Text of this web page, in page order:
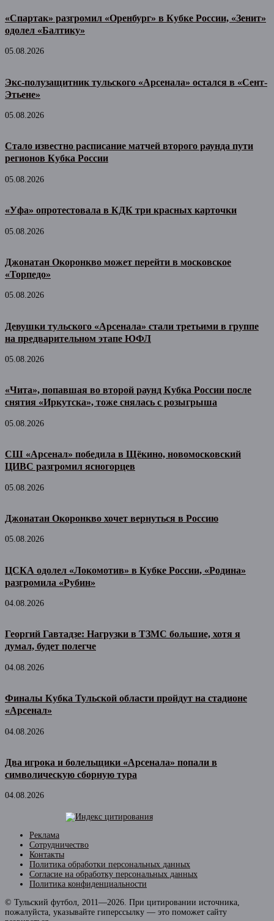
«Спартак» разгромил «Оренбург» в Кубке России, «Зенит»
одолел «Балтику»
05.08.2026
Экс-полузащитник тульского «Арсенала» остался в «Сент-
Этьене»
05.08.2026
Стало известно расписание матчей второго раунда пути
регионов Кубка России
05.08.2026
«Уфа» опротестовала в КДК три красных карточки
05.08.2026
Джонатан Окоронкво может перейти в московское
«Торпедо»
05.08.2026
Девушки тульского «Арсенала» стали третьими в группе
на предварительном этапе ЮФЛ
05.08.2026
«Чита», попавшая во второй раунд Кубка России после
снятия «Иркутска», тоже снялась с розыгрыша
05.08.2026
СШ «Арсенал» победила в Щёкино, новомосковский
ЦИВС разгромил ясногорцев
05.08.2026
Джонатан Окоронкво хочет вернуться в Россию
05.08.2026
ЦСКА одолел «Локомотив» в Кубке России, «Родина»
разгромила «Рубин»
04.08.2026
Георгий Гавтадзе: Нагрузки в ТЗМС большие, хотя я
думал, будет полегче
04.08.2026
Финалы Кубка Тульской области пройдут на стадионе
«Арсенал»
04.08.2026
Два игрока и болельщики «Арсенала» попали в
символическую сборную тура
04.08.2026
Реклама
Сотрудничество
Контакты
Политика обработки персональных данных
Согласие на обработку персональных данных
Политика конфиденциальности
© Тульский футбол, 2011—2026. При цитировании источника,
пожалуйста, указывайте гиперссылку — это поможет сайту